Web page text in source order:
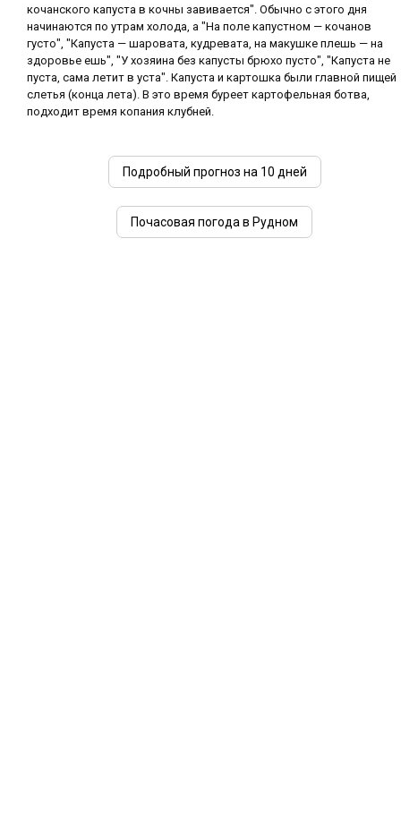
кочанского капуста в кочны завивается". Обычно с этого дня
начинаются по утрам холода, а "На поле капустном — кочанов
густо", "Капуста — шаровата, кудревата, на макушке плешь — на
здоровье ешь", "У хозяина без капусты брюхо пусто", "Капуста не
пуста, сама летит в уста". Капуста и картошка были главной пищей
слетья (конца лета). В это время буреет картофельная ботва,
подходит время копания клубней.
Подробный прогноз на 10 дней
Почасовая погода в Рудном